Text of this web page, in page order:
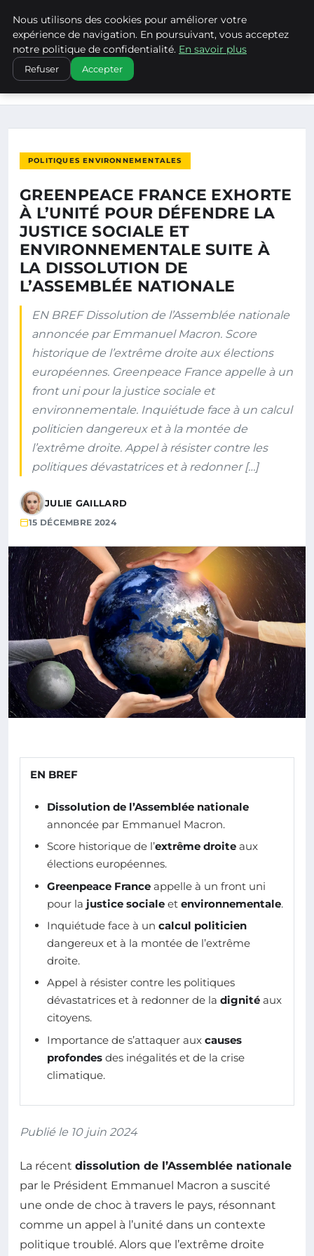
CLIMATECHANGENEBRASKA
ACCUEIL
POLITIQUES ENVIRONNEMENTALES
GREENPEACE FRANCE EXHORTE À L’UNITÉ POUR DÉFENDRE
POLITIQUES ENVIRONNEMENTALES
GREENPEACE FRANCE EXHORTE
À L’UNITÉ POUR DÉFENDRE LA
JUSTICE SOCIALE ET
ENVIRONNEMENTALE SUITE À
LA DISSOLUTION DE
L’ASSEMBLÉE NATIONALE
EN BREF Dissolution de l’Assemblée nationale
annoncée par Emmanuel Macron. Score
historique de l’extrême droite aux élections
européennes. Greenpeace France appelle à un
front uni pour la justice sociale et
environnementale. Inquiétude face à un calcul
politicien dangereux et à la montée de
l’extrême droite. Appel à résister contre les
politiques dévastatrices et à redonner […]
JULIE GAILLARD
15 DÉCEMBRE 2024
EN BREF
Dissolution de l’Assemblée nationale
annoncée par Emmanuel Macron.
Score historique de l’extrême droite aux
élections européennes.
Greenpeace France appelle à un front uni
pour la justice sociale et environnementale.
Inquiétude face à un calcul politicien
dangereux et à la montée de l’extrême
droite.
Appel à résister contre les politiques
dévastatrices et à redonner de la dignité aux
citoyens.
Importance de s’attaquer aux causes
profondes des inégalités et de la crise
climatique.
Publié le 10 juin 2024
La récent dissolution de l’Assemblée nationale
par le Président Emmanuel Macron a suscité
une onde de choc à travers le pays, résonnant
comme un appel à l’unité dans un contexte
politique troublé. Alors que l’extrême droite
Nous utilisons des cookies pour améliorer votre
expérience de navigation. En poursuivant, vous acceptez
notre politique de confidentialité. En savoir plus
Refuser Accepter